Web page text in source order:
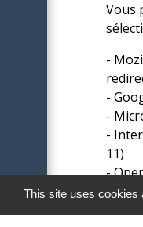
Vous
-
-
-
-
11)
-
-
This site uses cookies